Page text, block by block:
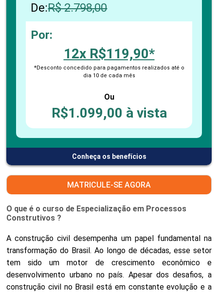
De:R$ 2.798,00
Por:
12x R$119,90*
*Desconto concedido para pagamentos realizados até o
dia 10 de cada mês
Ou
R$1.099,00 à vista
Conheça os benefícios
MATRICULE-SE AGORA
O que é o curso de Especialização em Processos
Construtivos ?
A construção civil desempenha um papel fundamental na
transformação do Brasil. Ao longo de décadas, esse setor
tem sido um motor de crescimento econômico e
desenvolvimento urbano no país. Apesar dos desafios, a
construção civil no Brasil está em constante evolução e a